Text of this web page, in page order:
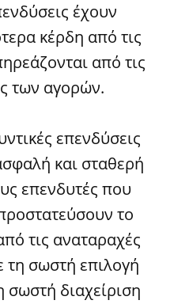
έχουν
κέρδη από τις
από τις
των αγορών.
επενδύσεις
και σταθερή
επενδυτές που
το
τις αναταραχές
σωστή επιλογή
σωστή διαχείριση